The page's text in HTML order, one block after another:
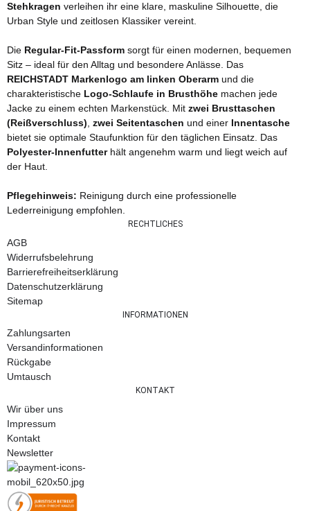
Stehkragen verleihen ihr eine klare, maskuline Silhouette, die
Urban Style und zeitlosen Klassiker vereint.
Die Regular-Fit-Passform sorgt für einen modernen, bequemen
Sitz – ideal für den Alltag und besondere Anlässe. Das
REICHSTADT Markenlogo am linken Oberarm und die
charakteristische Logo-Schlaufe in Brusthöhe machen jede
Jacke zu einem echten Markenstück. Mit zwei Brusttaschen
(Reißverschluss) zwei Seitentaschen und einer Innentasche
bietet sie optimale Staufunktion für den täglichen Einsatz. Das
Polyester-Innenfutterhält angenehm warm und liegt weich auf
der Haut.
Pflegehinweis: Reinigung durch eine professionelle
Lederreinigung empfohlen.
RECHTLICHES
AGB
Widerrufsbelehrung
Barrierefreiheitserklärung
Datenschutzerklärung
Sitemap
INFORMATIONEN
Zahlungsarten
Versandinformationen
Rückgabe
Umtausch
KONTAKT
Wir über uns
Impressum
Kontakt
Newsletter